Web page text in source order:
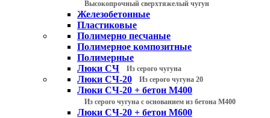
Высокопрочный сверхтяжелый чугун
Железобетонные
Пластиковые
Полимерно песчаные
Полимерное композитные
Полимерные
Люки СЧ
Из серого чугуна
Люки СЧ-20 Из серого чугуна 20
Люки СЧ-20 + бетон М400
Из серого чугуна с основанием из бетона М400
Люки СЧ-20 + бетон М600